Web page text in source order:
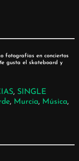
fotografías en conciertos
gusta el skateboard y
, SINGLE
, Murcia, Música ,